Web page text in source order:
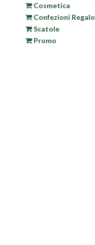
Cosmetica
Confezioni Regalo
Scatole
Promo